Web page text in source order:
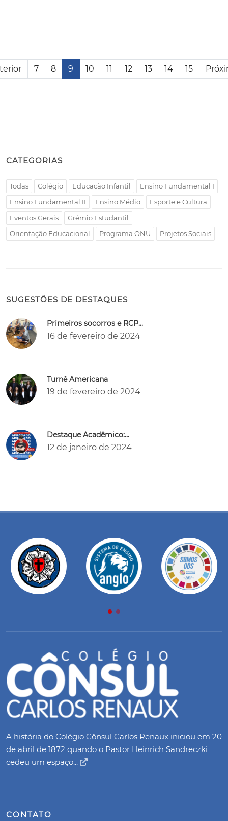
7 8 9 10 11 12 13 14 15
CATEGORIAS
Todas Colégio Educação Infantil
Ensino Fundamental I
Ensino Fundamental II
Ensino Médio
Esporte e Cultura
Eventos Gerais
Grêmio Estudantil
Orientação Educacional
Programa ONU Projetos Sociais
SUGESTÕES DE DESTAQUES
Primeiros socorros e RCP...
16 de fevereiro de 2024
Turnê Americana
19 de fevereiro de 2024
Destaque Acadêmico:...
12 de janeiro de 2024
A história do Colégio Cônsul Carlos Renaux iniciou em 20
de abril de 1872 quando o Pastor Heinrich Sandreczki
cedeu um espaço...
CONTATO